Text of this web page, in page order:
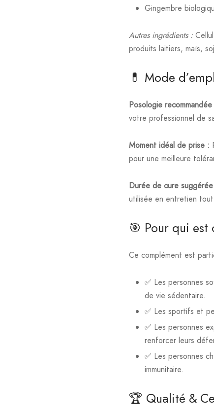
Gingembre
Autres ingrédients :
produits laitiers, maïs,
💊 Mode
Posologie
votre professionnel de
Moment idéal de prise :
pour une meilleure
Durée de cure
utilisée en entretien
🎯 Pour qui
Ce complément est
✅ Les personnes
de vie sédentaire.
✅ Les sportifs et
✅ Les personnes
renforcer leurs
✅ Les personnes
immunitaire.
🏆 Qualité &